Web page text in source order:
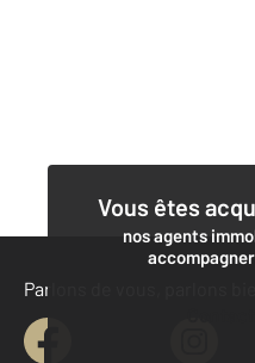
Vous êtes
nos agents
Parlons de vous, parlons